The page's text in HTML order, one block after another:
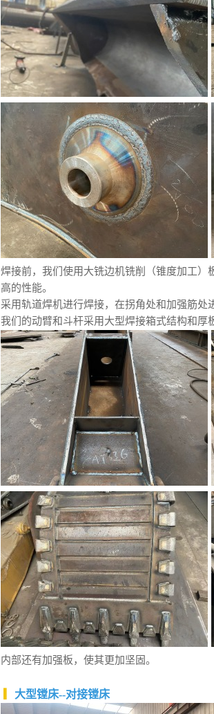
焊接前，我们使用大铣边机铣削（锥度加工
高的性能。
采用轨道焊机进行焊接，在拐角处和加强筋处
我们的动臂和斗杆采用大型焊接箱式结构和厚
内部还有加强板，使其更加坚固。
大型镗床--对接镗床